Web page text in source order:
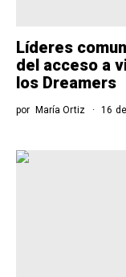
Líderes
del acceso a
los Dreamers
por María Ortiz 16